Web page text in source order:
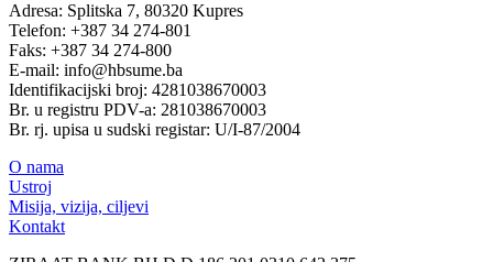
Adresa: Splitska 7, 80320 Kupres
Telefon: +387 34 274-801
Faks: +387 34 274-800
E-mail: info@hbsume.ba
Identifikacijski broj: 4281038670003
Br. u registru PDV-a: 281038670003
Br. rj. upisa u sudski registar: U/I-87/2004
O nama
Ustroj
Misija, vizija, ciljevi
Kontakt